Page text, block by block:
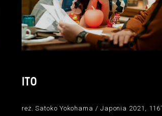
ITO
reż. Satoko Yokohama / Japonia 2021, 116’